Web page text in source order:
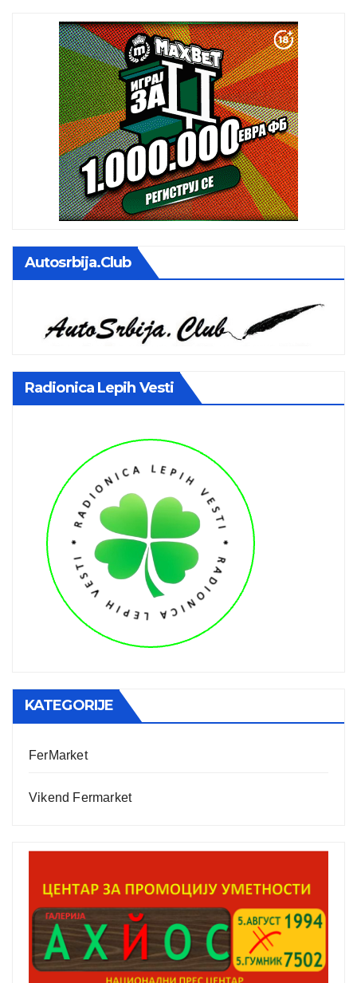
Autosrbija.club
Radionica Lepih Vesti
KATEGORIJE
FerMarket
Vikend Fermarket